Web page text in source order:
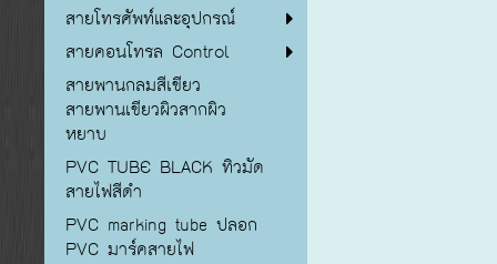
สายโทรศัพท์และอุปกรณ์
สายคอนโทรล Control
สายพานกลมสีเขียว
สายพานเขียวผิวสากผิว
หยาบ
PVC TUBE BLACK ทิวมัด
สายไฟสีดำ
PVC marking tube ปลอก
PVC มาร์คสายไฟ